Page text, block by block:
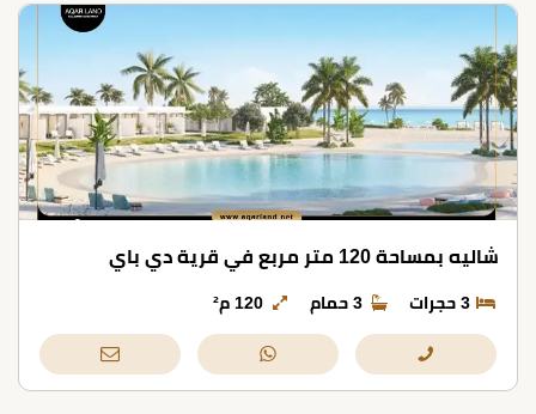
شاليه بمساحة 120 متر مربع في قرية دي باي
3 حجرات 3 حمام 120 م²